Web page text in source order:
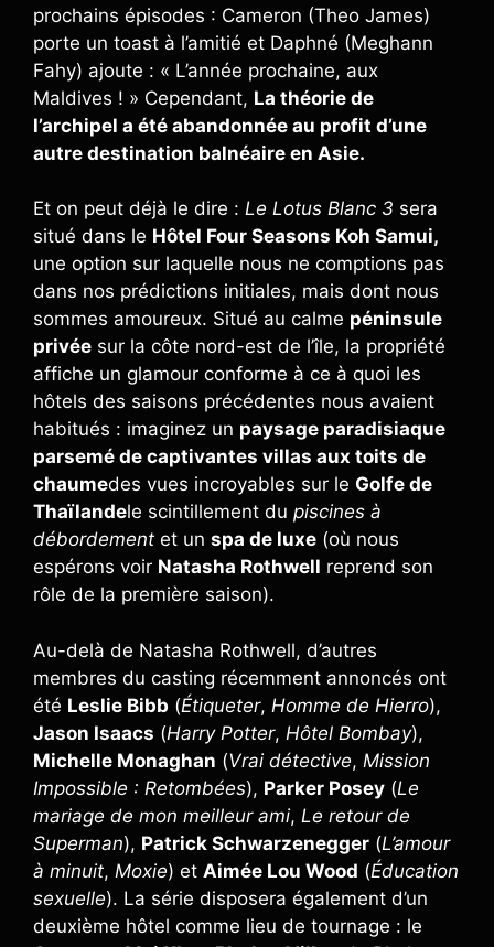
prochains épisodes : Cameron (Theo James)
porte un toast à l’amitié et Daphné (Meghann
Fahy) ajoute : « L’année prochaine, aux
Maldives ! » Cependant, La théorie de
l’archipel a été abandonnée au profit d’une
autre destination balnéaire en Asie.
Et on peut déjà le dire : Le Lotus Blanc 3 sera
situé dans le Hôtel Four Seasons Koh Samui,
une option sur laquelle nous ne comptions pas
dans nos prédictions initiales, mais dont nous
sommes amoureux. Situé au calme péninsule
privée sur la côte nord-est de l’île, la propriété
affiche un glamour conforme à ce à quoi les
hôtels des saisons précédentes nous avaient
habitués : imaginez un paysage paradisiaque
parsemé de captivantes villas aux toits de
chaumedes vues incroyables sur le Golfe de
Thaïlandele scintillement du piscines à
débordement et un spa de luxe (où nous
espérons voir Natasha Rothwell reprend son
rôle de la première saison).
Au-delà de Natasha Rothwell, d’autres
membres du casting récemment annoncés ont
été Leslie Bibb (Étiqueter, Homme de Hierro),
Jason Isaacs (Harry Potter, Hôtel Bombay),
Michelle Monaghan (Vrai détective, Mission
Impossible : Retombées), Parker Posey (Le
mariage de mon meilleur ami, Le retour de
Superman), Patrick Schwarzenegger (L’amour
à minuit, Moxie) et Aimée Lou Wood (Éducation
sexuelle). La série disposera également d’un
deuxième hôtel comme lieu de tournage : le